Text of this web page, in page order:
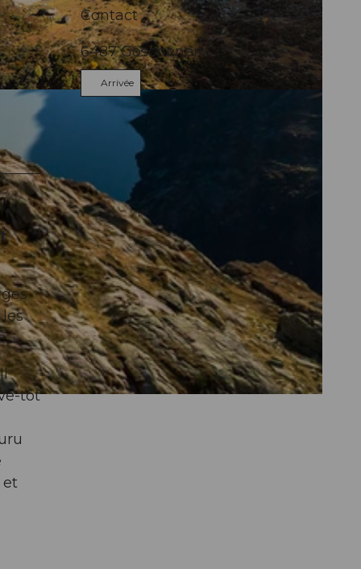
tôt
et
Contact
6487Göschenen
Arrivée